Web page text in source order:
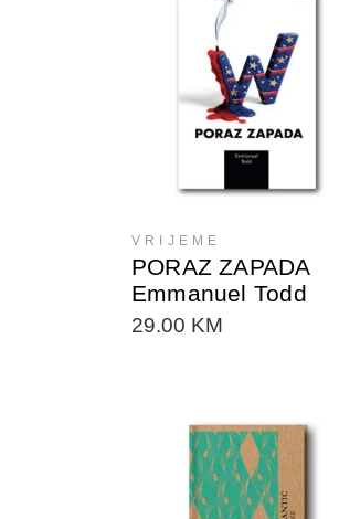
DODAJTE U KORPU
VRIJEME
PORAZ ZAPADA
Emmanuel Todd
29.00 KM